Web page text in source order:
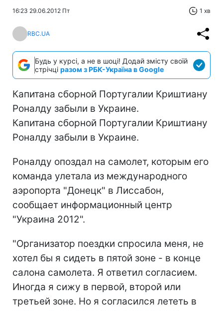
16:23 29.06.2012 Пт 1 хв
RBC.UA
Будь у курсі, а не в шоці! Додай змісту своїй
стрічці разом з РБК-Україна в Google
Капитана сборной Португалии Криштиану
Роналду забыли в Украине.
Капитана сборной Португалии Криштиану
Роналду забыли в Украине.
Роналду опоздал на самолет, которым его
команда улетала из международного
аэропорта "Донецк" в Лиссабон,
сообщает информационный центр
"Украина 2012".
"Организатор поездки спросила меня, не
хотел бы я сидеть в пятой зоне - в конце
салона самолета. Я ответил согласием.
Иногда я сижу в первой, второй или
третьей зоне. Но я согласился лететь в